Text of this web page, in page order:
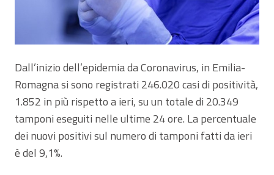
Dall’inizio dell’epidemia da Coronavirus, in Emilia-
Romagna si sono registrati 246.020 casi di positività,
1.852 in più rispetto a ieri, su un totale di 20.349
tamponi eseguiti nelle ultime 24 ore. La percentuale
dei nuovi positivi sul numero di tamponi fatti da ieri
è del 9,1%.